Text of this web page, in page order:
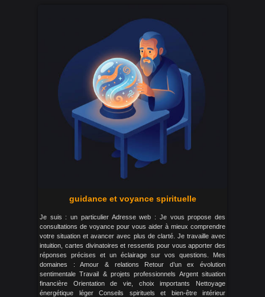
guidance et voyance spirituelle
Je suis : un particulier Adresse web : Je vous propose des
consultations de voyance pour vous aider à mieux comprendre
votre situation et avancer avec plus de clarté. Je travaille avec
intuition, cartes divinatoires et ressentis pour vous apporter des
réponses précises et un éclairage sur vos questions. Mes
domaines : Amour & relations Retour d’un ex évolution
sentimentale Travail & projets professionnels Argent situation
financière Orientation de vie, choix importants Nettoyage
énergétique léger Conseils spirituels et bien-être intérieur